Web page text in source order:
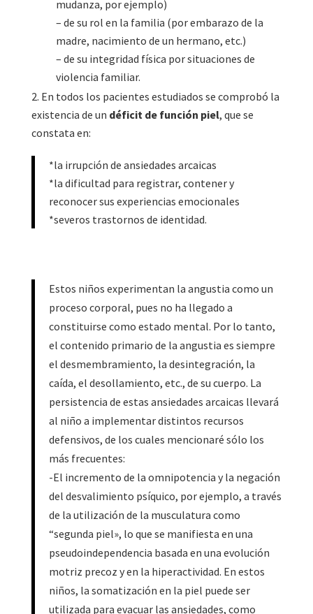
mudanza, por ejemplo)
– de su rol en la familia (por embarazo de la
madre, nacimiento de un hermano, etc.)
– de su integridad física por situaciones de
violencia familiar.
En todos los pacientes estudiados se comprobó la
existencia de un déficit de función piel, que se
constata en:
*la irrupción de ansiedades arcaicas
*la dificultad para registrar, contener y
reconocer sus experiencias emocionales
*severos trastornos de identidad.
Estos niños experimentan la angustia como un
proceso corporal, pues no ha llegado a
constituirse como estado mental. Por lo tanto,
el contenido primario de la angustia es siempre
el desmembramiento, la desintegración, la
caída, el desollamiento, etc., de su cuerpo. La
persistencia de estas ansiedades arcaicas llevará
al niño a implementar distintos recursos
defensivos, de los cuales mencionaré sólo los
más frecuentes:
-El incremento de la omnipotencia y la negación
del desvalimiento psíquico, por ejemplo, a través
de la utilización de la musculatura como
“segunda piel», lo que se manifiesta en una
pseudoindependencia basada en una evolución
motriz precoz y en la hiperactividad. En estos
niños, la somatización en la piel puede ser
utilizada para evacuar las ansiedades, como